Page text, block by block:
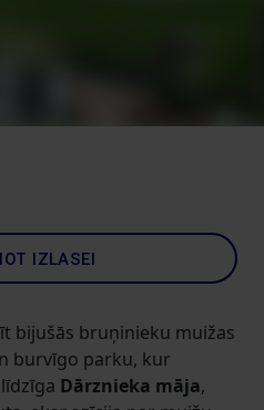
IZLASEI
bijušās bruņinieku muižas
burvīgo parku, kur
Dārznieka māja,